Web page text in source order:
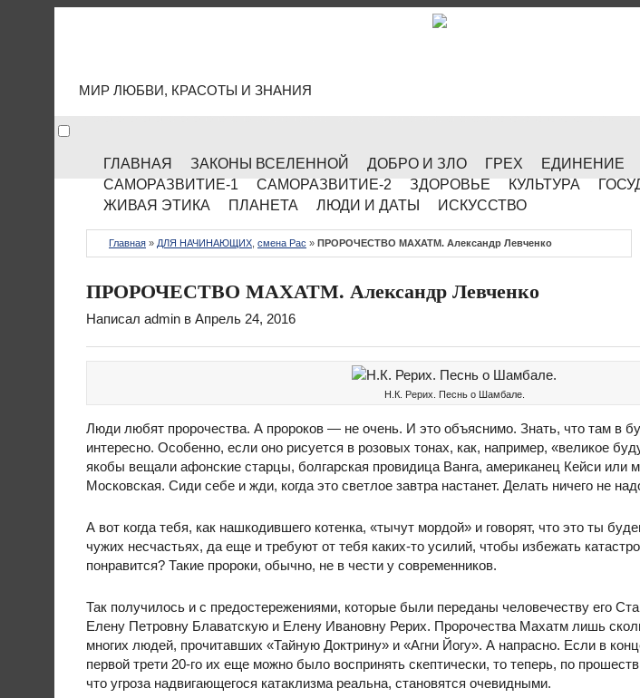
МИР ЛЮБВИ, КРАСОТЫ И ЗНАНИЯ
ГЛАВНАЯ ЗАКОНЫ ВСЕЛЕННОЙ ДОБРО И ЗЛО ГРЕХ ЕДИНЕНИЕ
САМОРАЗВИТИЕ-1
САМОРАЗВИТИЕ-2 ЗДОРОВЬЕ КУЛЬТУРА
ЖИВАЯ ЭТИКА
ПЛАНЕТА ЛЮДИ И ДАТЫ ИСКУССТВО
Главная » ДЛЯ НАЧИНАЮЩИХ смена Рас » ПРОРОЧЕСТВО МАХАТМ. Александр Левченко
ПРОРОЧЕСТВО МАХАТМ. Александр Левченко
Написал admin в Апрель 24, 2016
Н.К. Рерих. Песнь о Шамбале.
Люди любят пророчества. А пророков — не очень. И это объяснимо. Знать, что там в
интересно. Особенно, если оно рисуется в розовых тонах, как, например, «великое
якобы вещали афонские старцы, болгарская провидица Ванга, американец Кейси или
Московская. Сиди себе и жди, когда это светлое завтра настанет. Делать ничего не
А вот когда тебя, как нашкодившего котенка, «тычут мордой» и говорят, что это ты
чужих несчастьях, да еще и требуют от тебя каких-то усилий, чтобы избежать
понравится? Такие пророки, обычно, не в чести у современников.
Так получилось и с предостережениями, которые были переданы человечеству его
Елену Петровну Блаватскую и Елену Ивановну Рерих. Пророчества Махатм лишь
многих людей, прочитавших «Тайную Доктрину» и «Агни Йогу». А напрасно. Если в
первой трети 20-го их еще можно было воспринять скептически, то теперь, по
что угроза надвигающегося катаклизма реальна, становятся очевидными.